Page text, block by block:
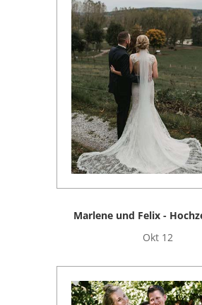
Marlene und Felix -
Okt 12